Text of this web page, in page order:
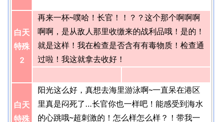
白天
特殊
2
再来一杯~噗哈！长官！！？？这个那个啊啊啊
啊啊，是从敌人那里收缴来的战利品哦！是的！
就是这样！我在检查是否含有有毒物质！检查通
过啦！我这就拿去收好！
白天
特殊
阳光这么好，真想去海里游泳啊~一直呆在港区
里真是闷死了…长官你也一样吧！能感受到海水
的心跳哦~超刺激的！怎么样怎么样？！带我一